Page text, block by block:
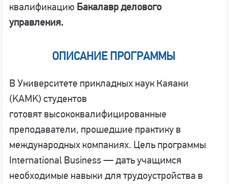
квалификацию Бакалавр делового
управления.
ОПИСАНИЕ ПРОГРАММЫ
В Университете прикладных наук Каяани
(KAMK) студентов
готовят высококвалифицированные
преподаватели, прошедшие практику в
международных компаниях. Цель программы
International Business — дать учащимся
необходимые навыки для трудоустройства в